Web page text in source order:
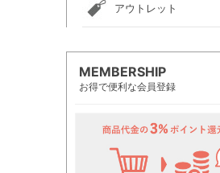
アウトレット
MEMBERSHIP
お得で便利な会員登録